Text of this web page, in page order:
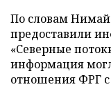
По словам
предоставили
«Северные
информация
отношения ФРГ